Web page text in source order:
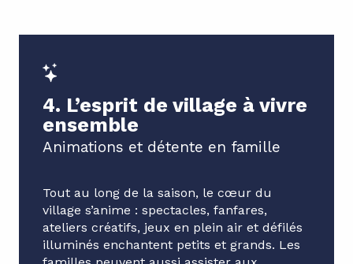
4. L’esprit de village à vivre
ensemble
Animations et détente en famille
Tout au long de la saison, le cœur du
village s’anime : spectacles, fanfares,
ateliers créatifs, jeux en plein air et défilés
illuminés enchantent petits et grands. Les